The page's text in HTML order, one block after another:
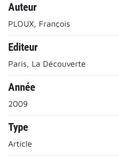
Auteur
PLOUX, François
Editeur
Paris, La Découverte
Année
2009
Type
Article